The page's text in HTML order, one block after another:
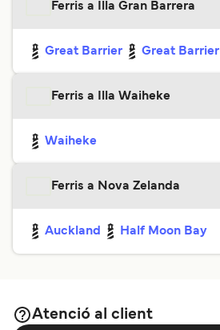
Ferris a Illa Gran Barrera
Great Barrier Great Barrier
Ferris a Illa Waiheke
Waiheke
Ferris a Nova Zelanda
Auckland Half Moon Bay
Atenció al client